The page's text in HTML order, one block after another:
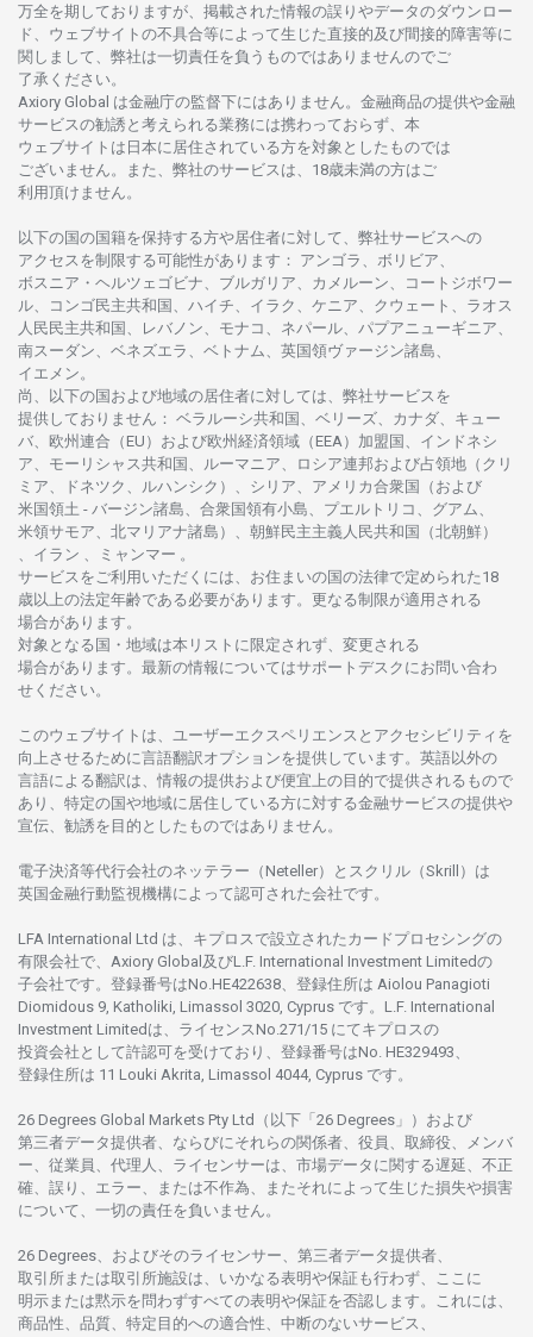
万全を期しておりますが、 掲載さ れた情報の誤りやデータのダウンロー
ド、 ウェブサイトの不具合等に よって生じた 直接的及び間接的障害等に
関し まして、 弊社は一切責任を負うものではありませんのでご
了承ください。
Axiory Global は金融庁の監督下にはありません。 金融商品の提供や金融
サービスの勧誘と 考えられる業務には携わっておらず、 本
ウェブサイトは 日本に 居住さ れている方を対象としたものでは
ございません。
また、 弊社のサービスは、18歳未満の方は ご
利用頂けません 。
以下の国の国籍を保持する方や居住者に対して、 弊社サービスへの
アクセスを制限する可能性があります ： アンゴラ、ボリビア、
ボスニア ・ ヘルツェゴビナ、ブルガリア、カメルーン、コートジボワー
ル、
コンゴ民主共和国、ハイチ、イラク、ケニア、クウェート、 ラオス
人民民主共和国、レバノン、モナコ、ネパール、パプアニューギニア、
南スーダン、ベネズエラ、ベトナム、 英国領ヴァージン諸島、
イエメン。
尚、 以下の国および地域の居住者に対しては、 弊社サービスを
提供しておりません ： ベラルーシ共和国、ベリーズ、カナダ、キュー
バ、 欧州連合 （EU） および欧州経済領域 （EEA）加盟国、インドネシ
ア、 モーリシャス共和国、ルーマニア、 ロシア連邦および占領地 （クリ
ミア、ドネツク、ルハンシク）、シリア、 アメリカ合衆国 （および
米国領土 - バージン諸島、合衆国領有小島、プエルトリコ、グアム、
米領サモア、 北マリアナ諸島）、 朝鮮民主主義人民共和国 （北朝鮮）
、イラン 、ミャンマー 。
サービスを ご利用いただくには、お住まいの国の法律で定められた 18
歳以上の法定年齢である必要があります。 更なる制限が適用さ れる
場合があります。
対象となる国 ・ 地域は本 リストに限定さ れず、 変更さ れる
場合があります。 最新の情報についてはサポートデスクに お問い合わ
せくださ い。
このウェブサイトは、 ユーザーエクスペリエンスと アクセシビリティを
向上さ せるために言語翻訳オプションを提供しています。 英語以外の
言語に よる翻訳は、 情報の提供および便宜上の目的で提供さ れるもので
あり、 特定の国や地域に 居住している方に対する金融サービスの提供や
宣伝、 勧誘を 目的としたものではありません。
電子決済等代行会社のネッテラー （Neteller）と スクリル （Skrill）は
英国金融行動監視機構に よって認可さ れた会社です。
LFA International Ltd は、 キプロスで設立さ れた カードプロセシングの
有限会社で、Axiory Global及びL.F. International Investment Limitedの
子会社です。 登録番号はNo.HE422638、 登録住所は Aiolou Panagioti
Diomidous 9, Katholiki, Limassol 3020, Cyprus です。L.F. International
Investment Limitedは、 ライセンスNo.271/15 にてキプロスの
投資会社として許認可を受けており、 登録番号はNo. HE329493、
登録住所は 11 Louki Akrita, Limassol 4044, Cyprus です。
26 Degrees Global Markets Pty Ltd（以下「26 Degrees」） および
第三者データ提供者、ならびにそれらの関係者、役員、取締役、メンバ
ー、従業員、代理人、ライセンサーは、 市場データに関する遅延、不正
確、誤り、エラー、
または不作為、 またそれに よって生じた損失や損害
について、 一切の責任を負いません。
26 Degrees、 およびそのライセンサー、 第三者データ提供者、
取引所または取引所施設は、いかなる表明や保証も行わず、
ここに
明示または黙示を問わずすべての表明や保証を否認し ます。
これには、
商品性、品質、 特定目的への適合性、 中断のないサービス、